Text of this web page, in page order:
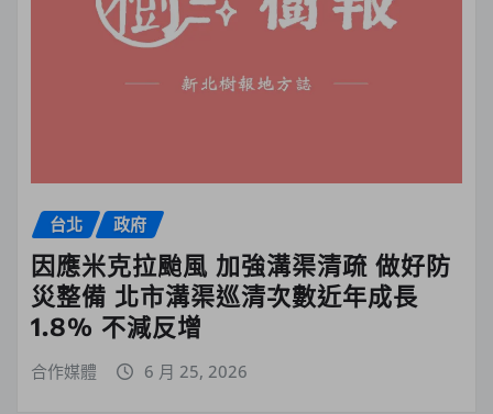
台北 政府
因應米克拉颱風 加強溝渠清疏 做好防
災整備 北市溝渠巡清次數近年成長
1.8% 不減反增
合作媒體 6 月 25, 2026